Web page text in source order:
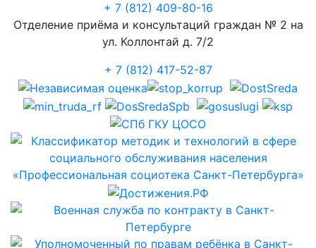
+ 7 (812) 409-80-16
Отделение приёма и консультаций граждан № 2 на
ул. Коллонтай д. 7/2
+ 7 (812) 417-52-87